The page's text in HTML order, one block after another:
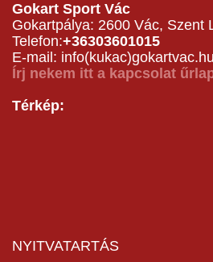
Gokart Sport Vác
Gokartpálya: 2600 Vác, Szent
Telefon:+36303601015
E-mail: info(kukac)gokartvac.hu
Írj nekem itt a kapcsolat
Térkép:
NYITVATARTÁS